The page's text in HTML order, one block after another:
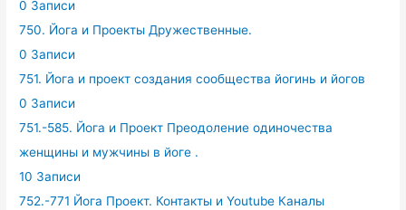
0 Записи
750. Йога и Проекты Дружественные.
0 Записи
751. Йога и проект создания сообщества йогинь и йогов
0 Записи
751.-585. Йога и Проект Преодоление одиночества
женщины и мужчины в йоге .
10 Записи
752.-771 Йога Проект. Контакты и Youtube Каналы